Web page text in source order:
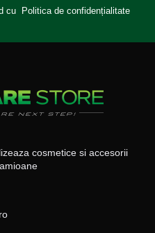
cu Politica de confidențialitate
cosmetice si accesorii